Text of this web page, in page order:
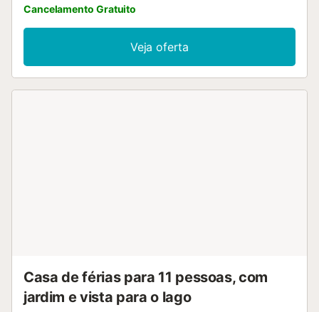
Cancelamento Gratuito
Veja oferta
Casa de férias para 11 pessoas, com
jardim e vista para o lago